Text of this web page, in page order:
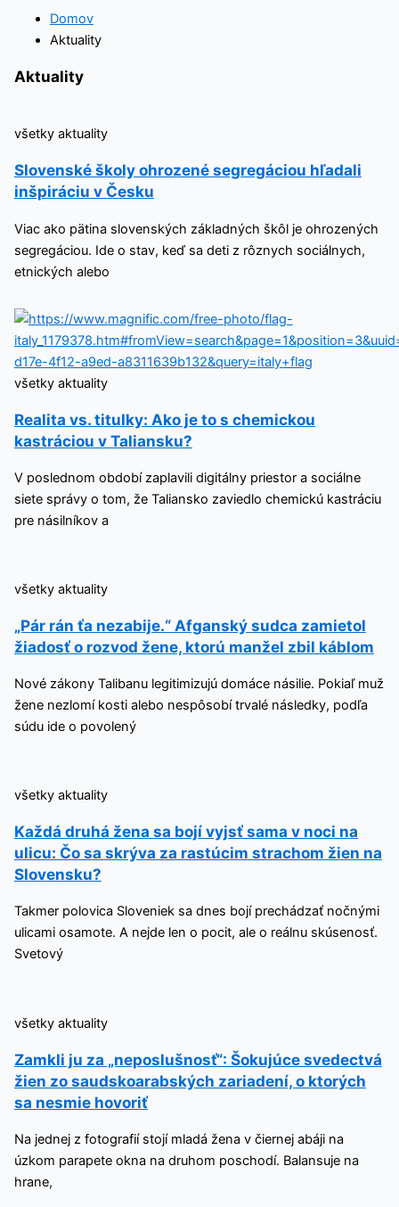
Domov
Aktuality
Aktuality
všetky aktuality
Slovenské školy ohrozené segregáciou hľadali
inšpiráciu v Česku
Viac ako pätina slovenských základných škôl je ohrozených
segregáciou. Ide o stav, keď sa deti z rôznych sociálnych,
etnických alebo
všetky aktuality
Realita vs. titulky: Ako je to s chemickou
kastráciou v Taliansku?
V poslednom období zaplavili digitálny priestor a sociálne
siete správy o tom, že Taliansko zaviedlo chemickú kastráciu
pre násilníkov a
všetky aktuality
„Pár rán ťa nezabije.“ Afganský sudca zamietol
žiadosť o rozvod žene, ktorú manžel zbil káblom
Nové zákony Talibanu legitimizujú domáce násilie. Pokiaľ muž
žene nezlomí kosti alebo nespôsobí trvalé následky, podľa
súdu ide o povolený
všetky aktuality
Každá druhá žena sa bojí vyjsť sama v noci na
ulicu: Čo sa skrýva za rastúcim strachom žien na
Slovensku?
Takmer polovica Sloveniek sa dnes bojí prechádzať nočnými
ulicami osamote. A nejde len o pocit, ale o reálnu skúsenosť.
Svetový
všetky aktuality
Zamkli ju za „neposlušnosť“: Šokujúce svedectvá
žien zo saudskoarabských zariadení, o ktorých
sa nesmie hovoriť
Na jednej z fotografií stojí mladá žena v čiernej abáji na
úzkom parapete okna na druhom poschodí. Balansuje na
hrane,